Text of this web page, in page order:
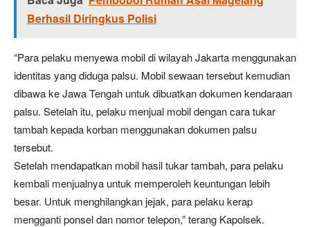
Berhasil Diringkus Polisi
“Para pelaku menyewa mobil di wilayah Jakarta menggunakan
identitas yang diduga palsu. Mobil sewaan tersebut kemudian
dibawa ke Jawa Tengah untuk dibuatkan dokumen kendaraan
palsu. Setelah itu, pelaku menjual mobil dengan cara tukar
tambah kepada korban menggunakan dokumen palsu
tersebut.
Setelah mendapatkan mobil hasil tukar tambah, para pelaku
kembali menjualnya untuk memperoleh keuntungan lebih
besar. Untuk menghilangkan jejak, para pelaku kerap
mengganti ponsel dan nomor telepon,” terang Kapolsek.